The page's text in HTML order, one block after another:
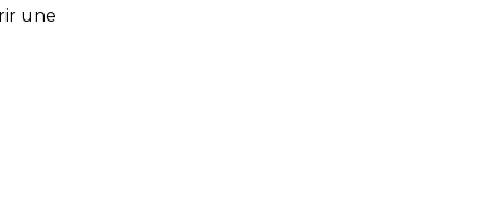
une